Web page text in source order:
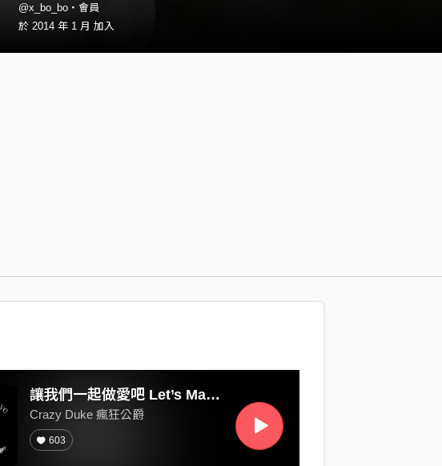
@x_bo_bo・會員
於 2014 年 1 月 加入
讓我們一起做愛吧 Let’s Making Love
Crazy Duke 瘋狂公爵
603